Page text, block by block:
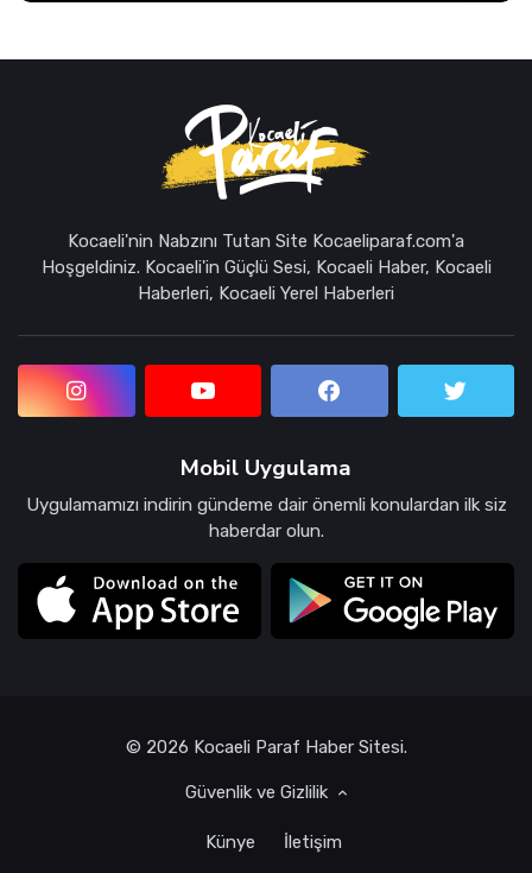
Kocaeli'nin Nabzını Tutan Site Kocaeliparaf.com'a
Hoşgeldiniz. Kocaeli'in Güçlü Sesi, Kocaeli Haber, Kocaeli
Haberleri, Kocaeli Yerel Haberleri
Mobil Uygulama
Uygulamamızı indirin gündeme dair önemli konulardan ilk siz
haberdar olun.
© 2026 Kocaeli Paraf Haber Sitesi.
Güvenlik ve Gizlilik
Künye İletişim